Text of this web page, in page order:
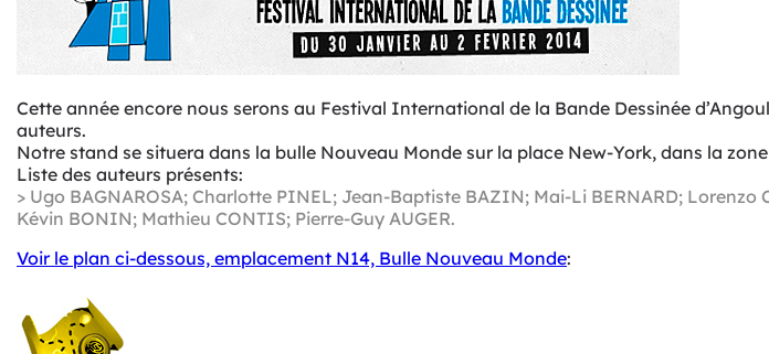
Cette année encore nous serons au Festival International de la Bande Dessinée
auteurs.
Notre stand se situera dans la bulle Nouveau Monde sur la place New-York, dans la
Liste des auteurs présents:
> Ugo BAGNAROSA; Charlotte PINEL; Jean-Baptiste BAZIN; Mai-Li BERNARD;
Kévin BONIN; Mathieu CONTIS; Pierre-Guy AUGER.
Voir le plan ci-dessous, emplacement N14, Bulle Nouveau Monde: